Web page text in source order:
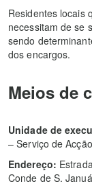
Residentes locais
necessitam de se
sendo
dos encargos.
Meios de
Unidade de
– Serviço de
Endereço:
Conde de S.